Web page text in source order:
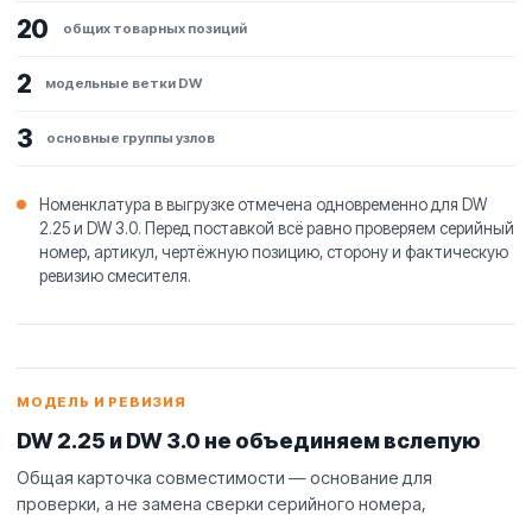
20 общих товарных позиций
2 модельные ветки DW
3 основные группы узлов
Номенклатура в выгрузке отмечена одновременно для DW
2.25 и DW 3.0. Перед поставкой всё равно проверяем серийный
номер, артикул, чертёжную позицию, сторону и фактическую
ревизию смесителя.
МОДЕЛЬ И РЕВИЗИЯ
DW 2.25 и DW 3.0 не объединяем вслепую
Общая карточка совместимости — основание для
проверки, а не замена сверки серийного номера,